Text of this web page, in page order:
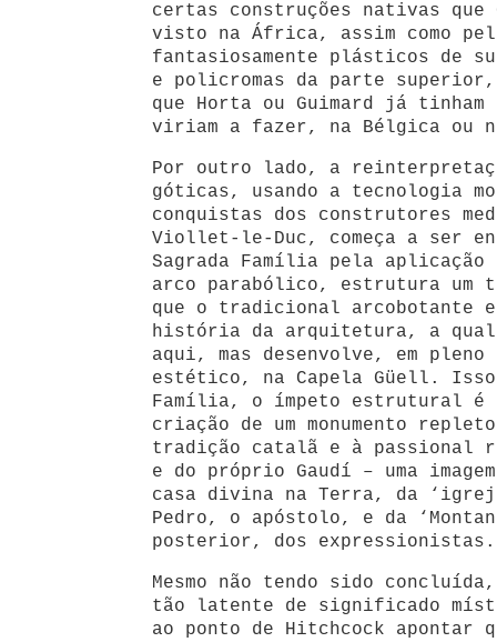
certas construções nativas que
visto na África, assim como
fantasiosamente plásticos de
e policromas da parte
que Horta ou Guimard já
viriam a fazer, na Bélgica ou
Por outro lado, a
góticas, usando a tecnologia
conquistas dos construtores
Viollet-le-Duc, começa a ser
Sagrada Família pela
arco parabólico, estrutura um
que o tradicional arcobotante e
história da arquitetura, a qual
aqui, mas desenvolve, em pleno
estético, na Capela Güell. Isso
Família, o ímpeto estrutural é
criação de um monumento
tradição catalã e à passional
e do próprio Gaudí – uma
casa divina na Terra, da
Pedro, o apóstolo, e da
posterior, dos expressionistas.
Mesmo não tendo sido
tão latente de significado
ao ponto de Hitchcock apontar